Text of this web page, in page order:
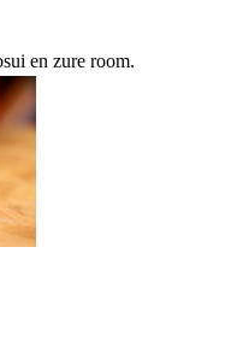
en zure room.